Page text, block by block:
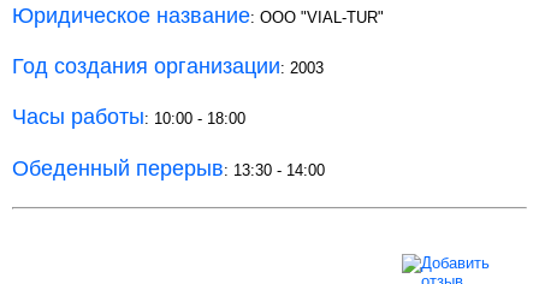
Юридическое название: ООО "VIAL-TUR"
Год создания организации: 2003
Часы работы: 10:00 - 18:00
Обеденный перерыв: 13:30 - 14:00